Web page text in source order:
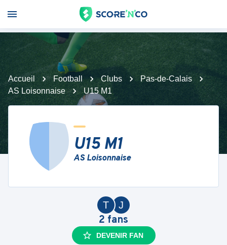
Accueil Football Clubs
Pas-de-Calais
AS Loisonnaise
U15 M1
U15 M1
AS Loisonnaise
J
T
2 fans
DEVENIR FAN